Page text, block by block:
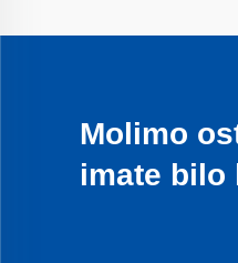
Molimo
imate bilo